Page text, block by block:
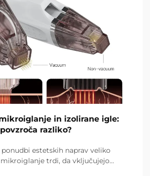
in izolirane igle:
razliko?
estetskih naprav veliko
trdi, da vključujejo